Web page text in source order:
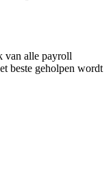
van alle payroll
beste geholpen wordt